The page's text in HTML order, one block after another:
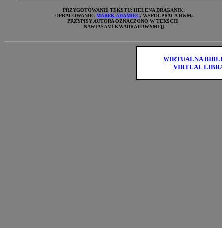
PRZYGOTOWANIE TEKSTU: HELENA DRAGANIK;
OPRACOWANIE: MAREK ADAMIEC, WSPÓŁPRACA H&M;
PRZYPISY AUTORA OZNACZONO W TEKŚCIE
NAWIASAMI KWADRATOWYMI []
WIRTUALNA
VIRTUAL